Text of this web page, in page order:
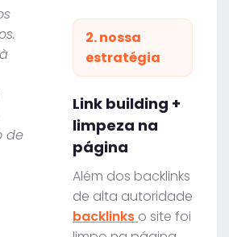
de
2. nossa
estratégia
Link building +
limpeza na
página
Além dos backlinks
de alta autoridade
backlinks o site foi